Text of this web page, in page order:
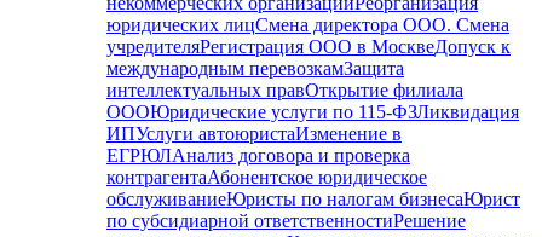
юридических лицСмена директора ООО. Смена
учредителяРегистрация ООО в МосквеДопуск к
международным перевозкамЗащита
интеллектуальных правОткрытие филиала
ОООЮридические услуги по 115-ФЗЛиквидация
ИПУслуги автоюристаИзменение в
ЕГРЮЛАнализ договора и проверка
контрагентаАбонентское юридическое
обслуживаниеЮристы по налогам бизнесаЮрист
по субсидиарной ответственностиРешение